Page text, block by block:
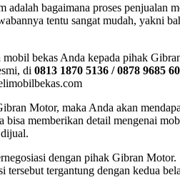
adalah bagaimana proses penjualan
tentu sangat mudah, yakni
bekas Anda kepada pihak
di 0813 1870 5136 / 0878 9685
Motor, maka Anda akan
bisa memberikan detail mengenai
dengan pihak Gibran Motor.
tersebut tergantung dengan kedua